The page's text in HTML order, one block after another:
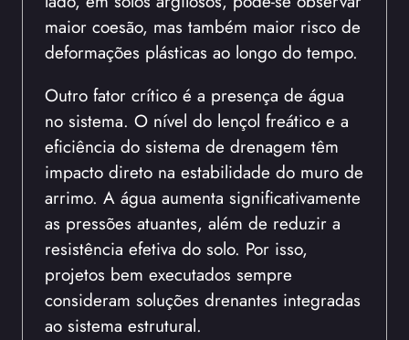
maior coesão, mas também maior risco de
deformações plásticas ao longo do tempo.
Outro fator crítico é a presença de água
no sistema. O nível do lençol freático e a
eficiência do sistema de drenagem têm
impacto direto na estabilidade do muro de
arrimo. A água aumenta significativamente
as pressões atuantes, além de reduzir a
resistência efetiva do solo. Por isso,
projetos bem executados sempre
consideram soluções drenantes integradas
ao sistema estrutural.